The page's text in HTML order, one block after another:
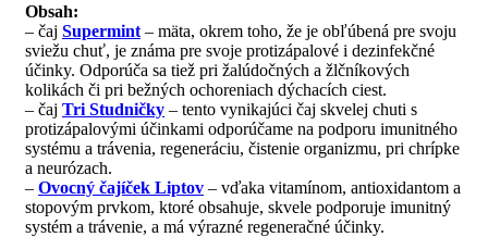
Obsah:
– čaj Supermint – mäta, okrem toho, že je obľúbená pre svoju
sviežu chuť, je známa pre svoje protizápalové i dezinfekčné
účinky. Odporúča sa tiež pri žalúdočných a žlčníkových
kolikách či pri bežných ochoreniach dýchacích ciest.
– čaj Tri Studničky – tento vynikajúci čaj skvelej chuti s
protizápalovými účinkami odporúčame na podporu imunitného
systému a trávenia, regeneráciu, čistenie organizmu, pri chrípke
a neurózach.
– Ovocný čajíček Liptov – vďaka vitamínom, antioxidantom a
stopovým prvkom, ktoré obsahuje, skvele podporuje imunitný
systém a trávenie, a má výrazné regeneračné účinky.